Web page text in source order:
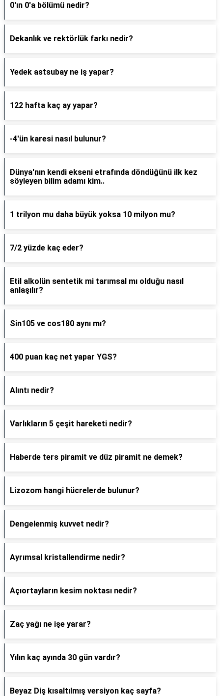
0'ın 0'a bölümü nedir?
Dekanlık ve rektörlük farkı nedir?
Yedek astsubay ne iş yapar?
122 hafta kaç ay yapar?
-4'ün karesi nasıl bulunur?
Dünya'nın kendi ekseni etrafında döndüğünü ilk kez
söyleyen bilim adamı kim..
1 trilyon mu daha büyük yoksa 10 milyon mu?
7/2 yüzde kaç eder?
Etil alkolün sentetik mi tarımsal mı olduğu nasıl
anlaşılır?
Sin105 ve cos180 aynı mı?
400 puan kaç net yapar YGS?
Alıntı nedir?
Varlıkların 5 çeşit hareketi nedir?
Haberde ters piramit ve düz piramit ne demek?
Lizozom hangi hücrelerde bulunur?
Dengelenmiş kuvvet nedir?
Ayrımsal kristallendirme nedir?
Açıortayların kesim noktası nedir?
Zaç yağı ne işe yarar?
Yılın kaç ayında 30 gün vardır?
Beyaz Diş kısaltılmış versiyon kaç sayfa?